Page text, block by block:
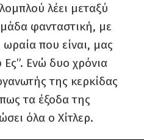
λέει μεταξύ
φανταστική, με
που είναι, μας
Ενώ δυο χρόνια
της κερκίδας
τα έξοδα της
όλα ο Χίτλερ.